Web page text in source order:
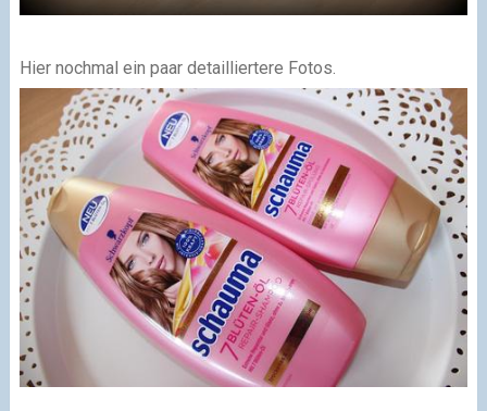
Hier nochmal ein paar detailliertere Fotos.